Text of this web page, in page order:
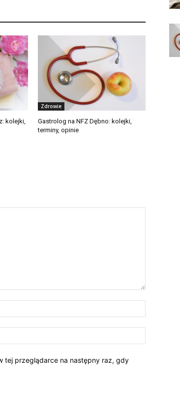
kolejki,
Zdrowie
Gastrolog na NFZ Dębno: kolejki,
terminy, opinie
mail:*
tej przeglądarce na następny raz, gdy